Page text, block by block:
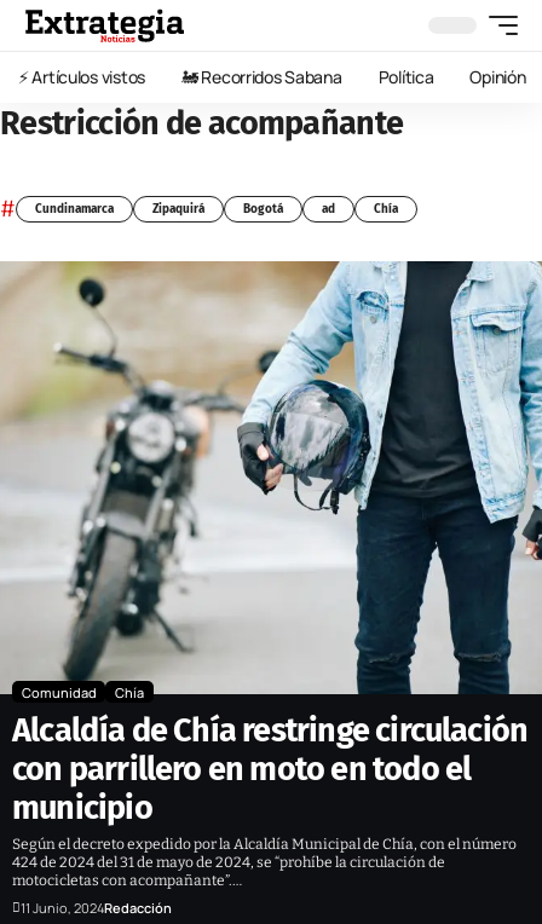
⚡️ Artículos vistos 🚂 Recorridos Sabana Política Opinión
Restricción de acompañante
# Cundinamarca Zipaquirá Bogotá ad Chía
Comunidad Chía
Alcaldía de Chía restringe circulación
con parrillero en moto en todo el
municipio
Según el decreto expedido por la Alcaldía Municipal de Chía, con el número
424 de 2024 del 31 de mayo de 2024, se “prohíbe la circulación de
motocicletas con acompañante”.…
11 Junio, 2024Redacción